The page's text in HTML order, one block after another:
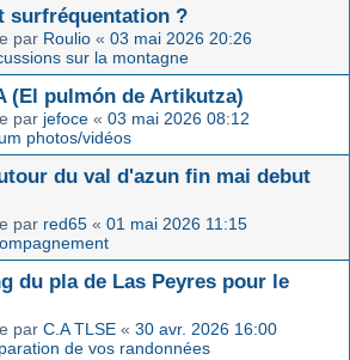
surfréquentation ?
par Roulio « 03 mai 2026 20:26
sur la montagne
(El pulmón de Artikutza)
par jefoce « 03 mai 2026 08:12
photos/vidéos
du val d'azun fin mai debut
par red65 « 01 mai 2026 11:15
du pla de Las Peyres pour le
par C.A TLSE « 30 avr. 2026 16:00
de vos randonnées